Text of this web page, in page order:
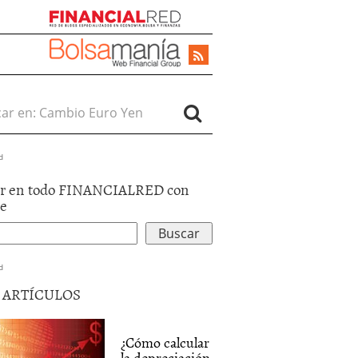
en:
en todo FINANCIALRED con
ARTÍCULOS
¿Cómo calcular